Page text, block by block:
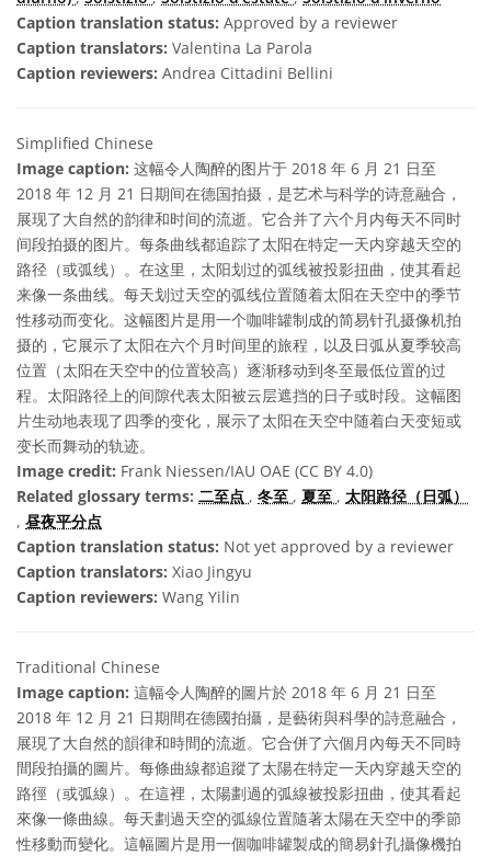
Caption translation status: Approved by a reviewer
Caption translators: Valentina La Parola
Caption reviewers: Andrea Cittadini Bellini
Simplified Chinese
Image caption: 这幅令人陶醉的图片于 2018 年 6 月 21 日至
2018 年 12 月 21 日期间在德国拍摄，是艺术与科学的诗意融合，
展现了大自然的韵律和时间的流逝。它合并了六个月内每天不同时
间段拍摄的图片。每条曲线都追踪了太阳在特定一天内穿越天空的
路径（或弧线）。在这里，太阳划过的弧线被投影扭曲，使其看起
来像一条曲线。每天划过天空的弧线位置随着太阳在天空中的季节
性移动而变化。这幅图片是用一个咖啡罐制成的简易针孔摄像机拍
摄的，它展示了太阳在六个月时间里的旅程，以及日弧从夏季较高
位置（太阳在天空中的位置较高）逐渐移动到冬至最低位置的过
程。太阳路径上的间隙代表太阳被云层遮挡的日子或时段。这幅图
片生动地表现了四季的变化，展示了太阳在天空中随着白天变短或
变长而舞动的轨迹。
Image credit: Frank Niessen/IAU OAE (CC BY 4.0)
Related glossary terms: 二至点 , 冬至 , 夏至 , 太阳路径（日弧）
, 昼夜平分点
Caption translation status: Not yet approved by a reviewer
Caption translators: Xiao Jingyu
Caption reviewers: Wang Yilin
Traditional Chinese
Image caption: 這幅令人陶醉的圖片於 2018 年 6 月 21 日至
2018 年 12 月 21 日期間在德國拍攝，是藝術與科學的詩意融合，
展現了大自然的韻律和時間的流逝。它合併了六個月內每天不同時
間段拍攝的圖片。每條曲線都追蹤了太陽在特定一天內穿越天空的
路徑（或弧線）。在這裡，太陽劃過的弧線被投影扭曲，使其看起
來像一條曲線。每天劃過天空的弧線位置隨著太陽在天空中的季節
性移動而變化。這幅圖片是用一個咖啡罐製成的簡易針孔攝像機拍